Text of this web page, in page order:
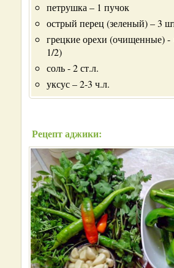
петрушка – 1 пучок
острый перец (зеленый) – 3
грецкие орехи (очищенные) -
1/2)
соль - 2 ст.л.
уксус – 2-3 ч.л.
Рецепт аджики: